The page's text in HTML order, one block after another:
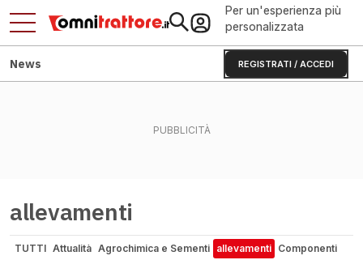
Per un'esperienza più
personalizzata
REGISTRATI / ACCEDI
News
allevamenti
TUTTI Attualità Agrochimica e Sementi allevamenti Componenti